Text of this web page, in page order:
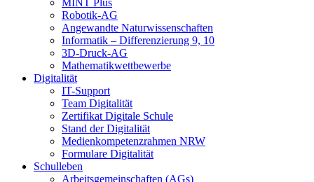
MINT Plus
Robotik-AG
Angewandte Naturwissenschaften
Informatik – Differenzierung 9, 10
3D-Druck-AG
Mathematikwettbewerbe
Digitalität
IT-Support
Team Digitalität
Zertifikat Digitale Schule
Stand der Digitalität
Medienkompetenzrahmen NRW
Formulare Digitalität
Schulleben
Arbeitsgemeinschaften (AGs)